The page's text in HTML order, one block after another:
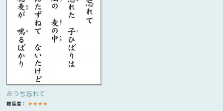
おうち忘れて
難易度： ★★★★